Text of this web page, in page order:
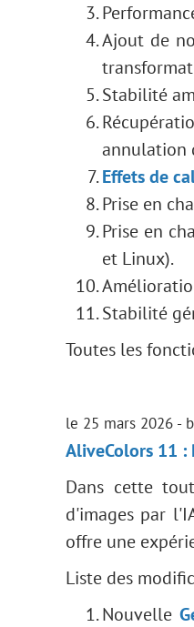
Ajout de
Stabilité
annulation
Effets de
Prise en
Prise en
et Linux).
Stabilité
Toutes les
le 25 mars 2026 -
AliveColors 11
Dans cette
d'images par
offre une
Liste des
Nouvelle